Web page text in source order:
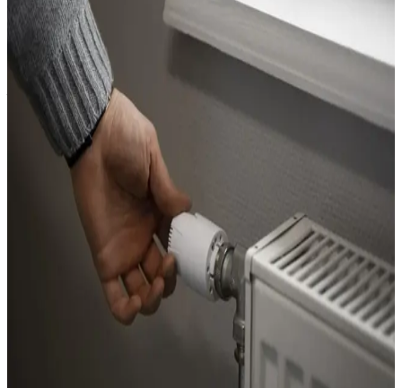
Les maisons du centre ancien du Grau-du-Roi, situées sur les
rives gauche et droite du chenal, sont construites en pierre
avec des murs épais mais souvent sans isolation intérieure. En
hiver, l'humidité marine traverse ces murs et crée une sensation
de froid persistante, même quand le chauffage fonctionne. La
facture d'énergie s'envole sans que le confort s'améliore.
Pour ces logements, nous proposons une approche globale du
confort thermique :
Installation de radiateurs à inertie (fonte ou pierre de
lave) qui diffusent une chaleur douce et régulière, plus
confortable que les convecteurs
Pose de sèche-serviettes dans les salles d'eau, pièces les
plus humides en bord de mer
Installation d'une VMC hygroréglable pour évacuer
l'humidité tout en conservant la chaleur
PAC air-air réversible dans la pièce de vie, qui chauffe,
rafraîchit et déshumidifie l'air
Nous recommandons de coupler ces travaux de chauffage
avec une amélioration de l'isolation (fenêtres double vitrage,